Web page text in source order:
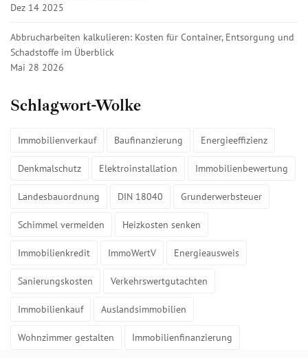
Dez 14 2025
Abbrucharbeiten kalkulieren: Kosten für Container, Entsorgung und
Schadstoffe im Überblick
Mai 28 2026
Schlagwort-Wolke
Immobilienverkauf Baufinanzierung Energieeffizienz
Denkmalschutz Elektroinstallation Immobilienbewertung
Landesbauordnung DIN 18040 Grunderwerbsteuer
Schimmel vermeiden Heizkosten senken
Immobilienkredit ImmoWertV Energieausweis
Sanierungskosten Verkehrswertgutachten
Immobilienkauf Auslandsimmobilien
Wohnzimmer gestalten Immobilienfinanzierung